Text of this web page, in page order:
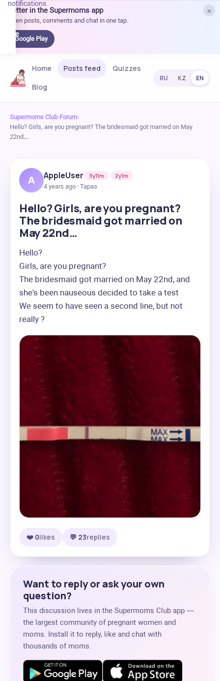
×
Better in the Supermoms app
Open posts, comments and chat in one tap.
Google Play
notifications.
Home Posts feed
Quizzes
Blog
RU KZ EN
Supermoms Club›Forum›
Hello? Girls, are you pregnant? The bridesmaid got married on May
22nd…
A AppleUser 3y11m
2y1m
4 years ago · Тараз
Hello? Girls, are you pregnant?
The bridesmaid got married on
May 22nd…
Hello?
Girls, are you pregnant?
The bridesmaid got married on May 22nd, and
she's been nauseous decided to take a test
We seem to have seen a second line, but not
really ?
❤️ 0likes 💬 23replies
Want to reply or ask your own
question?
This discussion lives in the Supermoms Club app —
the largest community of pregnant women and
moms. Install it to reply, like and chat with
thousands of moms.